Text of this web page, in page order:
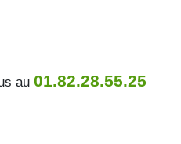
au 01.82.28.55.25